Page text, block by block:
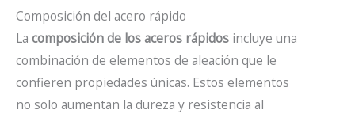
Composición del acero rápido
La composición de los aceros rápidos incluye una
combinación de elementos de aleación que le
confieren propiedades únicas. Estos elementos
no solo aumentan la dureza y resistencia al